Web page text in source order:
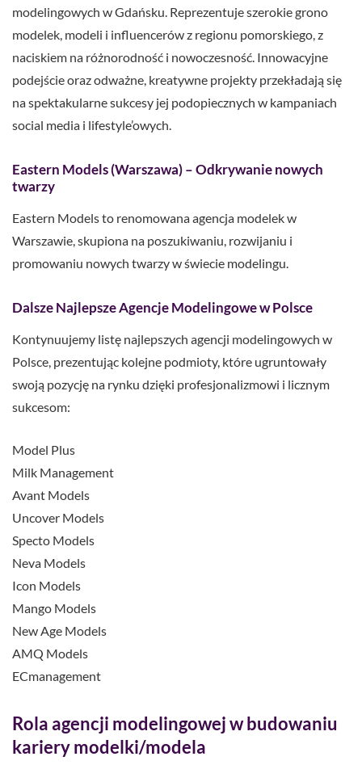
modelingowych w Gdańsku. Reprezentuje szerokie grono
modelek, modeli i influencerów z regionu pomorskiego, z
naciskiem na różnorodność i nowoczesność. Innowacyjne
podejście oraz odważne, kreatywne projekty przekładają się
na spektakularne sukcesy jej podopiecznych w kampaniach
social media i lifestyle’owych.
Eastern Models (Warszawa) – Odkrywanie nowych
twarzy
Eastern Models to renomowana agencja modelek w
Warszawie, skupiona na poszukiwaniu, rozwijaniu i
promowaniu nowych twarzy w świecie modelingu.
Dalsze Najlepsze Agencje Modelingowe w Polsce
Kontynuujemy listę najlepszych agencji modelingowych w
Polsce, prezentując kolejne podmioty, które ugruntowały
swoją pozycję na rynku dzięki profesjonalizmowi i licznym
sukcesom:
Model Plus
Milk Management
Avant Models
Uncover Models
Specto Models
Neva Models
Icon Models
Mango Models
New Age Models
AMQ Models
ECmanagement
Rola agencji modelingowej w budowaniu
kariery modelki/modela